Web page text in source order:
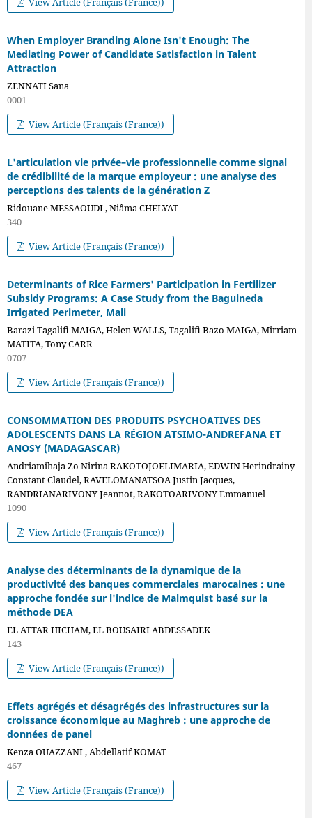
When Employer Branding Alone Isn't Enough: The
Mediating Power of Candidate Satisfaction in Talent
Attraction
ZENNATI Sana
0001
View Article (Français (France))
L'articulation vie privée–vie professionnelle comme signal
de crédibilité de la marque employeur : une analyse des
perceptions des talents de la génération Z
Ridouane MESSAOUDI , Niâma CHELYAT
340
View Article (Français (France))
Determinants of Rice Farmers' Participation in Fertilizer
Subsidy Programs: A Case Study from the Baguineda
Irrigated Perimeter, Mali
Barazi Tagalifi MAIGA, Helen WALLS, Tagalifi Bazo MAIGA, Mirriam
MATITA, Tony CARR
0707
View Article (Français (France))
CONSOMMATION DES PRODUITS PSYCHOATIVES DES
ADOLESCENTS DANS LA RÉGION ATSIMO-ANDREFANA ET
ANOSY (MADAGASCAR)
Andriamihaja Zo Nirina RAKOTOJOELIMARIA, EDWIN Herindrainy
Constant Claudel, RAVELOMANATSOA Justin Jacques,
RANDRIANARIVONY Jeannot, RAKOTOARIVONY Emmanuel
1090
View Article (Français (France))
Analyse des déterminants de la dynamique de la
productivité des banques commerciales marocaines : une
approche fondée sur l'indice de Malmquist basé sur la
méthode DEA
EL ATTAR HICHAM, EL BOUSAIRI ABDESSADEK
143
View Article (Français (France))
Effets agrégés et désagrégés des infrastructures sur la
croissance économique au Maghreb : une approche de
données de panel
Kenza OUAZZANI , Abdellatif KOMAT
467
View Article (Français (France))